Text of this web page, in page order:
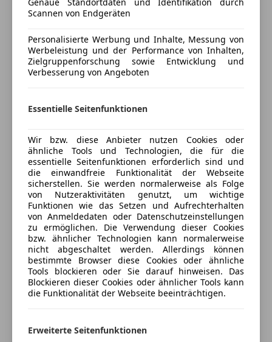
Unterhaltung/Media
Android Auto
Apple CarPlay
USB
Sicherheit
Abstandswarner
Airbag hinten
Alarmanlage
Beifahrerairbag
Fahrerairbag
Fernlichtassistent
Isofix
LED-Scheinwerfer
Müdigkeitswarnsystem
Notbremsassistent
Notrufsystem
Spurhalteassistent
Versicherungsschutz an Ihre Bedürfnisse
Freischaden-Gutschein ab Stufe 0
Auto einfach online versichern & Rabatt holen
Jetzt berechnen
Verkäufer Händler
Porsche Zell am See
Sternebewertung 4.5 von 5
4,5 Sterne
(94% Weiterempfehlungen)
Anbieter auf AutoScout24 seit 2021
Verkauf
Geschlossen
Öffnet um 8:00
5700 Zell am See, AT
Scannen von Endgeräten
Personalisierte Werbung und Inhalte, Messung von
Werbeleistung und der Performance von Inhalten,
Zielgruppenforschung sowie Entwicklung und
Verbesserung von Angeboten
Essentielle Seitenfunktionen
Wir bzw. diese Anbieter nutzen Cookies oder
ähnliche Tools und Technologien, die für die
essentielle Seitenfunktionen erforderlich sind und
die einwandfreie Funktionalität der Webseite
sicherstellen. Sie werden normalerweise als Folge
von Nutzeraktivitäten genutzt, um wichtige
Funktionen wie das Setzen und Aufrechterhalten
von Anmeldedaten oder Datenschutzeinstellungen
zu ermöglichen. Die Verwendung dieser Cookies
bzw. ähnlicher Technologien kann normalerweise
nicht abgeschaltet werden. Allerdings können
bestimmte Browser diese Cookies oder ähnliche
Tools blockieren oder Sie darauf hinweisen. Das
Blockieren dieser Cookies oder ähnlicher Tools kann
die Funktionalität der Webseite beeinträchtigen.
Erweiterte Seitenfunktionen